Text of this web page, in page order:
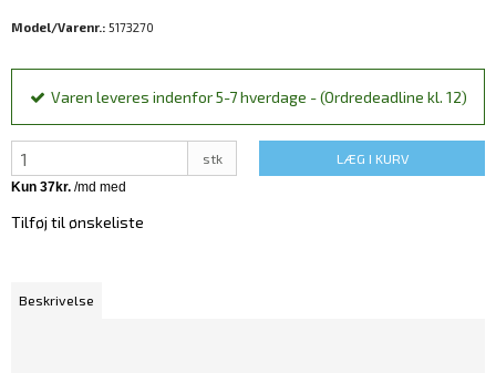
Model/Varenr.: 5173270
Varen leveres indenfor 5-7 hverdage - (Ordredeadline kl. 12)
stk LÆG I KURV
Tilføj til ønskeliste
Beskrivelse